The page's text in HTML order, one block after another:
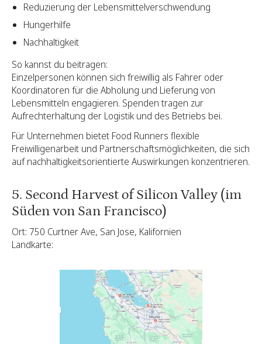
Reduzierung der Lebensmittelverschwendung
Hungerhilfe
Nachhaltigkeit
So kannst du beitragen:
Einzelpersonen können sich freiwillig als Fahrer oder
Koordinatoren für die Abholung und Lieferung von
Lebensmitteln engagieren. Spenden tragen zur
Aufrechterhaltung der Logistik und des Betriebs bei.
Für Unternehmen bietet Food Runners flexible
Freiwilligenarbeit und Partnerschaftsmöglichkeiten, die sich
auf nachhaltigkeitsorientierte Auswirkungen konzentrieren.
5. Second Harvest of Silicon Valley (im
Süden von San Francisco)
Ort: 750 Curtner Ave, San Jose, Kalifornien
Landkarte: